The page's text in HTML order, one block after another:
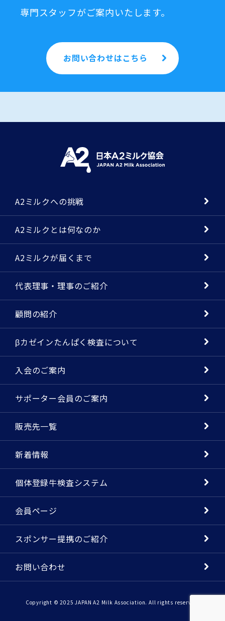
専門スタッフがご案内いたします。
お問い合わせはこちら
A2ミルクへの挑戦
A2ミルクとは何なのか
A2ミルクが届くまで
代表理事・理事のご紹介
顧問の紹介
βカゼインたんぱく検査について
入会のご案内
サポーター会員のご案内
販売先一覧
新着情報
個体登録牛検査システム
会員ページ
スポンサー提携のご紹介
お問い合わせ
Copyright © 2025 JAPAN A2 Milk Association. All rights reserved.